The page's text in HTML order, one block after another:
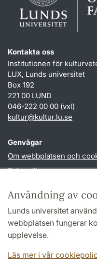
Användning av
Lunds universitet
webbplatsen fungerar
upplevelse.
Läs mer i vår
Kontakta oss
Institutionen för
LUX, Lunds universitet
Box 192
221 00 LUND
046-222 00 00 (vxl)
kultur@kultur.lu.se
Genvägar
Om webbplatsen och
Behandling av
TYPO3-login
Följ oss i sociala medier